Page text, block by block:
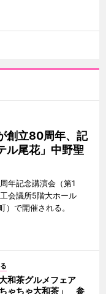
創立80周年、記
ル尾花」中野聖
年記念講演会（第1
会議所5階大ホール
）で開催される。
和茶グルメフェア
ちゃちゃ大和茶」 参